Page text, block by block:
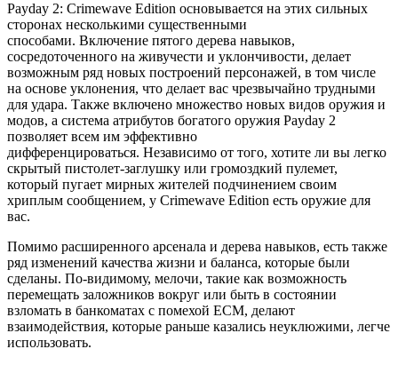
Payday 2: Crimewave Edition основывается на этих сильных
сторонах несколькими существенными
способами. Включение пятого дерева навыков,
сосредоточенного на живучести и уклончивости, делает
возможным ряд новых построений персонажей, в том числе
на основе уклонения, что делает вас чрезвычайно трудными
для удара. Также включено множество новых видов оружия и
модов, а система атрибутов богатого оружия Payday 2
позволяет всем им эффективно
дифференцироваться. Независимо от того, хотите ли вы легко
скрытый пистолет-заглушку или громоздкий пулемет,
который пугает мирных жителей подчинением своим
хриплым сообщением, у Crimewave Edition есть оружие для
вас.
Помимо расширенного арсенала и дерева навыков, есть также
ряд изменений качества жизни и баланса, которые были
сделаны. По-видимому, мелочи, такие как возможность
перемещать заложников вокруг или быть в состоянии
взломать в банкоматах с помехой ECM, делают
взаимодействия, которые раньше казались неуклюжими, легче
использовать.